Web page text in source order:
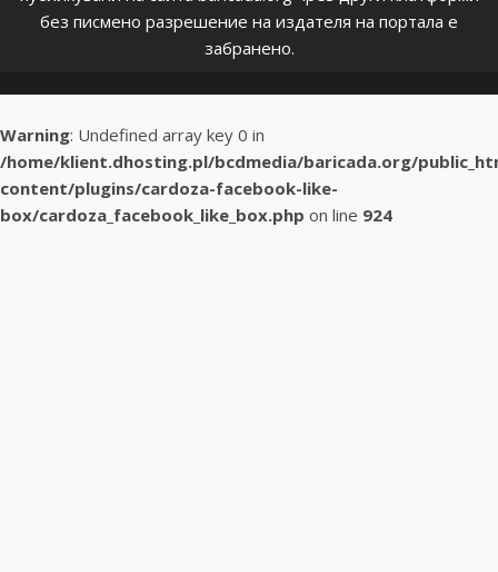
без писмено разрешение на издателя на портала е
забранено.
Warning: Undefined array key 0 in
/home/klient.dhosting.pl/bcdmedia/baricada.org/
content/plugins/cardoza-facebook-like-
box/cardoza_facebook_like_box.php on line 924